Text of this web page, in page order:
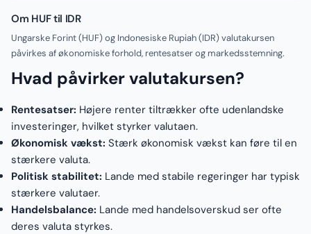
Om HUF til IDR
Ungarske Forint (HUF) og Indonesiske Rupiah (IDR) valutakursen
påvirkes af økonomiske forhold, rentesatser og markedsstemning.
Hvad påvirker valutakursen?
Rentesatser: Højere renter tiltrækker ofte udenlandske
investeringer, hvilket styrker valutaen.
Økonomisk vækst: Stærk økonomisk vækst kan føre til en
stærkere valuta.
Politisk stabilitet: Lande med stabile regeringer har typisk
stærkere valutaer.
Handelsbalance: Lande med handelsoverskud ser ofte
deres valuta styrkes.